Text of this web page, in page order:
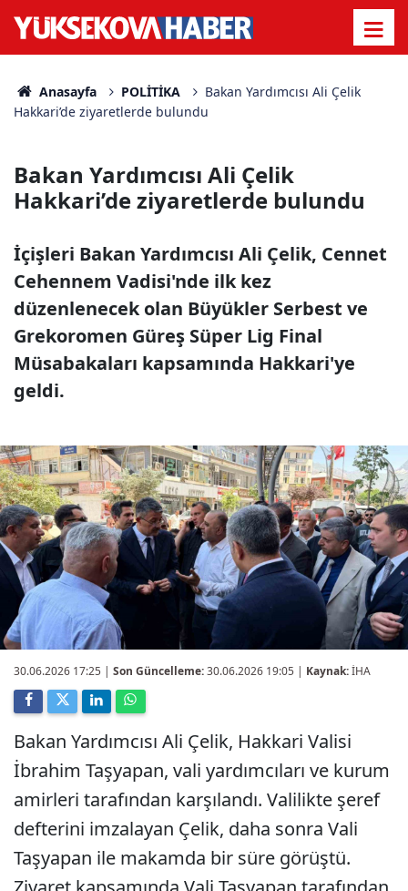
Anasayfa POLİTİKA
Bakan Yardımcısı Ali Çelik
Hakkari’de ziyaretlerde bulundu
Bakan Yardımcısı Ali Çelik
Hakkari’de ziyaretlerde bulundu
İçişleri Bakan Yardımcısı Ali Çelik, Cennet
Cehennem Vadisi'nde ilk kez
düzenlenecek olan Büyükler Serbest ve
Grekoromen Güreş Süper Lig Final
Müsabakaları kapsamında Hakkari'ye
geldi.
30.06.2026 17:25 | Son Güncelleme:30.06.2026 19:05 | Kaynak:İHA
Bakan Yardımcısı Ali Çelik, Hakkari Valisi
İbrahim Taşyapan, vali yardımcıları ve kurum
amirleri tarafından karşılandı. Valilikte şeref
defterini imzalayan Çelik, daha sonra Vali
Taşyapan ile makamda bir süre görüştü.